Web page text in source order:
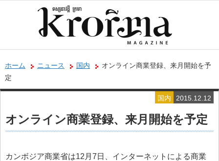
ホーム ニュース 国内
オンライン商業登録、来月開始を予
定
2015.12.12
国内
オンライン商業登録、来月開始を予定
カンボジア商業省は12月7日、インターネットによる商業